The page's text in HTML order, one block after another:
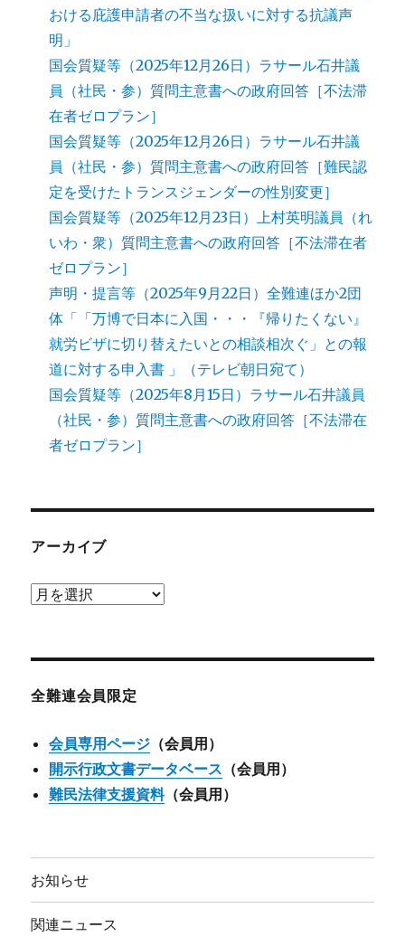
おける庇護申請者の不当な扱いに対する抗議声
明」
国会質疑等（2025年12月26日）ラサール石井議
員（社民・参）質問主意書への政府回答［不法滞
在者ゼロプラン］
国会質疑等（2025年12月26日）ラサール石井議
員（社民・参）質問主意書への政府回答［難民認
定を受けたトランスジェンダーの性別変更］
国会質疑等（2025年12月23日）上村英明議員（れ
いわ・衆）質問主意書への政府回答［不法滞在者
ゼロプラン］
声明・提言等（2025年9月22日）全難連ほか2団
体「「万博で日本に入国・・・『帰りたくない』
就労ビザに切り替えたいとの相談相次ぐ」との報
道に対する申入書 」（テレビ朝日宛て）
国会質疑等（2025年8月15日）ラサール石井議員
（社民・参）質問主意書への政府回答［不法滞在
者ゼロプラン］
アーカイブ
ア
ブ
全難連会員限定
会員専用ページ （会員用）
開示行政文書データベース （会員用）
難民法律支援資料（会員用）
お知らせ
関連ニュース